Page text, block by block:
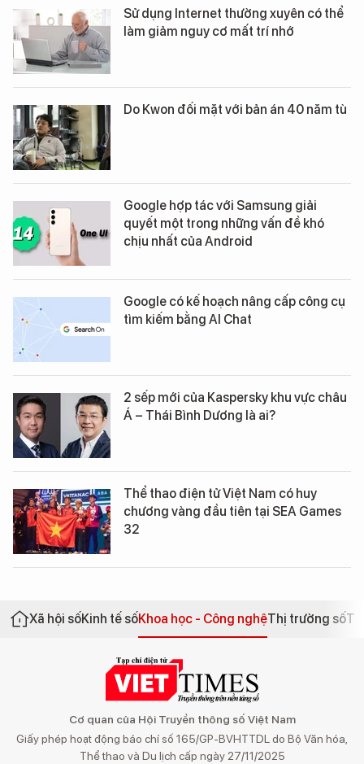
Sử dụng Internet thường xuyên có thể
làm giảm nguy cơ mất trí nhớ
Do Kwon đối mặt với bản án 40 năm tù
Google hợp tác với Samsung giải
quyết một trong những vấn đề khó
chịu nhất của Android
Google có kế hoạch nâng cấp công cụ
tìm kiếm bằng AI Chat
2 sếp mới của Kaspersky khu vực châu
Á – Thái Bình Dương là ai?
Thể thao điện tử Việt Nam có huy
chương vàng đầu tiên tại SEA Games
32
Xã hội sốKinh tế sốKhoa học - Công nghệThị trường số
Cơ quan của Hội Truyền thông số Việt Nam
Giấy phép hoạt động báo chí số 165/GP-BVHTTDL do Bộ Văn hóa,
Thể thao và Du lịch cấp ngày 27/11/2025